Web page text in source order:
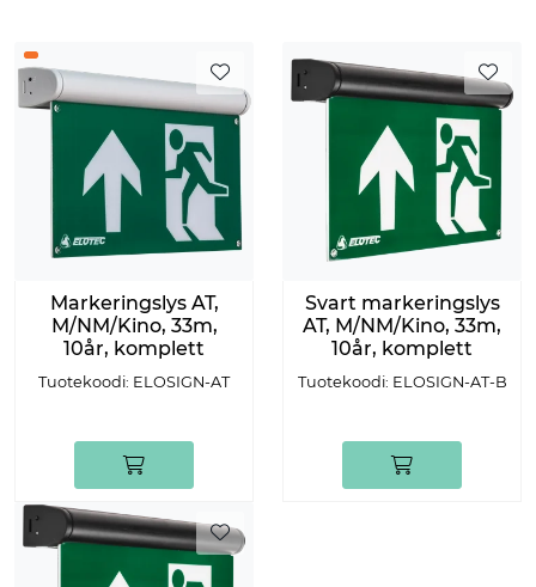
Markeringslys AT,
M/NM/Kino, 33m,
10år, komplett
Tuotekoodi: ELOSIGN-AT
Svart markeringslys
AT, M/NM/Kino, 33m,
10år, komplett
Tuotekoodi: ELOSIGN-AT-B